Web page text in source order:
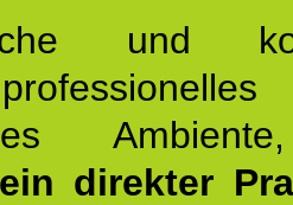
und
ein direkter